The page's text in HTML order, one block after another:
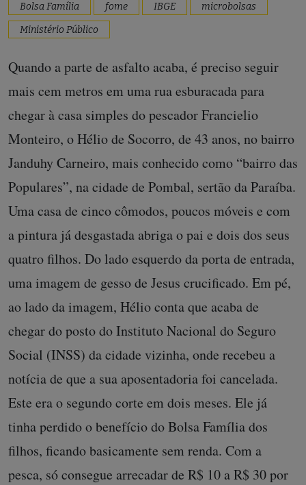
Bolsa Família fome IBGE
microbolsas
Ministério Público
Quando a parte de asfalto acaba, é preciso seguir
mais cem metros em uma rua esburacada para
chegar à casa simples do pescador Francielio
Monteiro, o Hélio de Socorro, de 43 anos, no bairro
Janduhy Carneiro, mais conhecido como “bairro das
Populares”, na cidade de Pombal, sertão da Paraíba.
Uma casa de cinco cômodos, poucos móveis e com
a pintura já desgastada abriga o pai e dois dos seus
quatro filhos. Do lado esquerdo da porta de entrada,
uma imagem de gesso de Jesus crucificado. Em pé,
ao lado da imagem, Hélio conta que acaba de
chegar do posto do Instituto Nacional do Seguro
Social (INSS) da cidade vizinha, onde recebeu a
notícia de que a sua aposentadoria foi cancelada.
Este era o segundo corte em dois meses. Ele já
tinha perdido o benefício do Bolsa Família dos
filhos, ficando basicamente sem renda. Com a
pesca, só consegue arrecadar de R$ 10 a R$ 30 por